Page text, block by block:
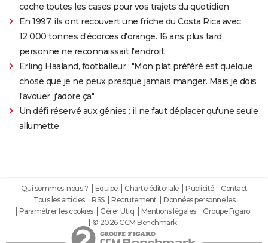
coche toutes les cases pour vos trajets du quotidien
En 1997, ils ont recouvert une friche du Costa Rica avec
12 000 tonnes d'écorces d'orange. 16 ans plus tard,
personne ne reconnaissait l'endroit
Erling Haaland, footballeur : "Mon plat préféré est quelque
chose que je ne peux presque jamais manger. Mais je dois
l'avouer, j'adore ça"
Un défi réservé aux génies : il ne faut déplacer qu'une seule
allumette
Qui sommes-nous ? Equipe Charte éditoriale Publicité
Contact
Tous les articles
RSS Recrutement
Données personnelles
Paramétrer les cookies
Gérer Utiq Mentions légales
Groupe Figaro
© 2026 CCM Benchmark